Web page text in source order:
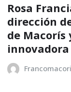
Rosa
dirección
de Macorís
innovadora